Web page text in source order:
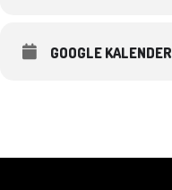
GOOGLE KALENDER